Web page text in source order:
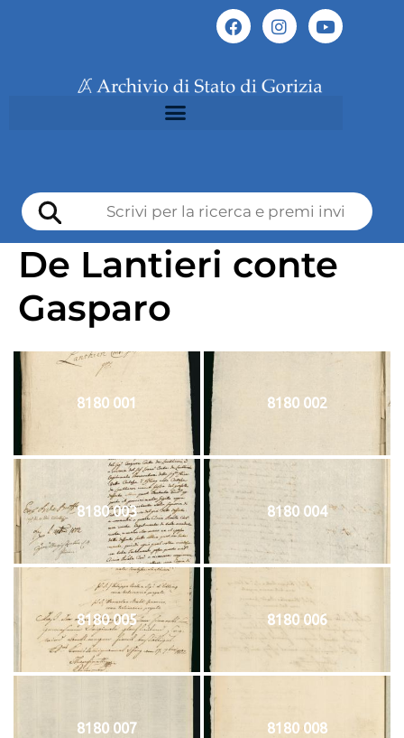
De Lantieri conte
Gasparo
8180 001 8180 002
8180 003 8180 004
8180 005 8180 006
8180 007 8180 008